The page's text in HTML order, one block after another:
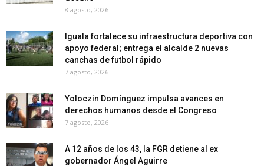
8 agosto, 2026
Iguala fortalece su infraestructura deportiva con
apoyo federal; entrega el alcalde 2 nuevas
canchas de futbol rápido
7 agosto, 2026
Yoloczin Domínguez impulsa avances en
derechos humanos desde el Congreso
7 agosto, 2026
A 12 años de los 43, la FGR detiene al ex
gobernador Ángel Aguirre